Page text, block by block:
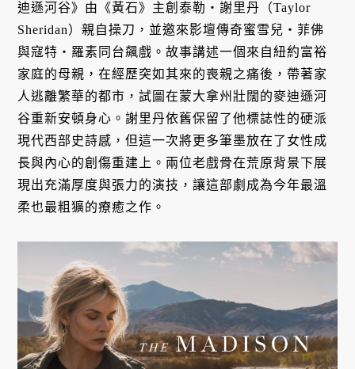
迪遜河谷》由《黃石》主創泰勒・謝里丹（Taylor
Sheridan）親自操刀，並邀來影壇傳奇蜜雪兒・菲佛
與寇特・羅素同台飆戲。故事講述一個來自紐約富裕
家庭的母親，在經歷突如其來的喪親之痛後，帶著家
人逃離繁華的都市，試圖在蒙大拿州壯闊的麥迪遜河
谷重新安頓身心。謝里丹依舊保留了他標誌性的硬派
現代西部史詩感，但這一次將更多筆墨放在了女性成
長與內心的創傷重建上。兩位老戲骨在荒原背景下展
現出充滿厚度與張力的演技，讓這部劇成為今年最溫
柔也最粗獷的療癒之作。